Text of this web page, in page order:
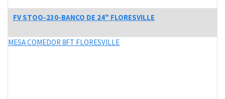
FV STOO-230-BANCO DE 24" FLORESVILLE
MESA COMEDOR 8FT FLORESVILLE